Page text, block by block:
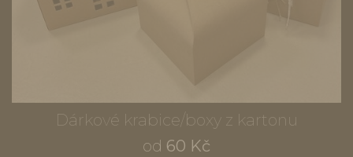
Dárkové krabice/boxy z kartonu
od 60 Kč